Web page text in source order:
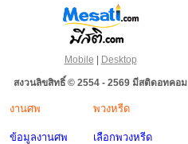
Mobile | Desktop
สงวนลิขสิทธิ์ © 2554 - 2569 มีสติดอทคอม
งานศพ
ข้อมูลงานศพ
พวงหรีด
เลือกพวงหรีด